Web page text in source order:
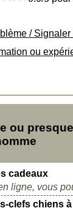
/
ou
ou
cadeaux
ligne, vous
clefs chiens